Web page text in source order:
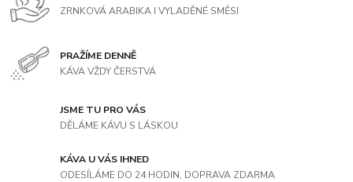
ZRNKOVÁ ARABIKA I VYLADĚNÉ SMĚSI
PRAŽÍME DENNĚ
KÁVA VŽDY ČERSTVÁ
JSME TU PRO VÁS
DĚLÁME KÁVU S LÁSKOU
KÁVA U VÁS IHNED
ODESÍLÁME DO 24 HODIN, DOPRAVA ZDARMA